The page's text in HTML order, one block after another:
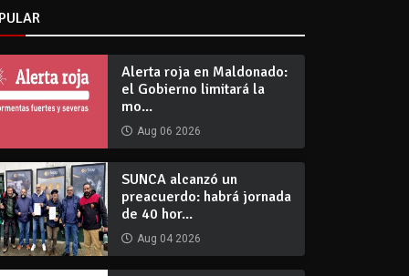
Alerta roja en Maldonado:
el Gobierno limitará la
mo...
Aug 06 2026
SUNCA alcanzó un
preacuerdo: habrá jornada
de 40 hor...
Aug 04 2026